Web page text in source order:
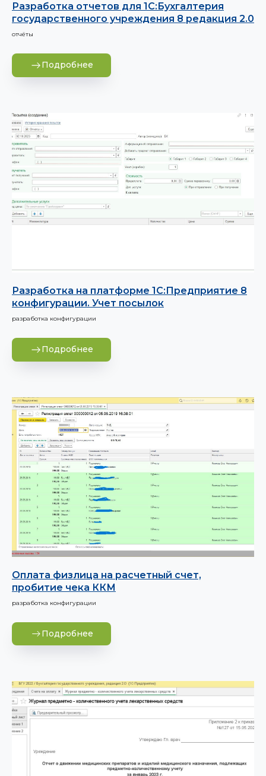
Разработка отчетов для 1С:Бухгалтерия
государственного учреждения 8 редакция 2.0
отчёты
Подробнее
Разработка на платформе 1С:Предприятие 8
конфигурации. Учет посылок
разработка конфигурации
Подробнее
Оплата физлица на расчетный счет,
пробитие чека ККМ
разработка конфигурации
Подробнее